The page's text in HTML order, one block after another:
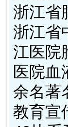
浙江省
浙江省
江医院
医院血
余名著
教育宣